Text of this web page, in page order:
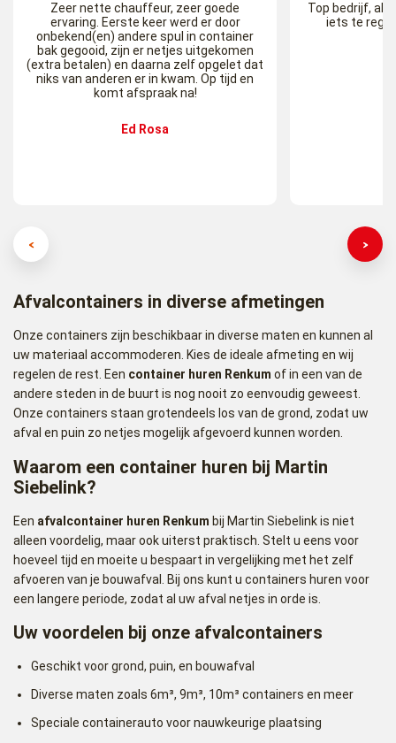
Zeer nette chauffeur, zeer goede
ervaring. Eerste keer werd er door
onbekend(en) andere spul in container
bak gegooid, zijn er netjes uitgekomen
(extra betalen) en daarna zelf opgelet dat
niks van anderen er in kwam. Op tijd en
komt afspraak na!
Ed Rosa
Top bedrijf, als
iets te
Afvalcontainers in diverse afmetingen
Onze containers zijn beschikbaar in diverse maten en kunnen al
uw materiaal accommoderen. Kies de ideale afmeting en wij
regelen de rest. Een container huren Renkum of in een van de
andere steden in de buurt is nog nooit zo eenvoudig geweest.
Onze containers staan grotendeels los van de grond, zodat uw
afval en puin zo netjes mogelijk afgevoerd kunnen worden.
Waarom een container huren bij Martin
Siebelink?
Een afvalcontainer huren Renkum bij Martin Siebelink is niet
alleen voordelig, maar ook uiterst praktisch. Stelt u eens voor
hoeveel tijd en moeite u bespaart in vergelijking met het zelf
afvoeren van je bouwafval. Bij ons kunt u containers huren voor
een langere periode, zodat al uw afval netjes in orde is.
Uw voordelen bij onze afvalcontainers
Geschikt voor grond, puin, en bouwafval
Diverse maten zoals 6m³, 9m³, 10m³ containers en meer
Speciale containerauto voor nauwkeurige plaatsing